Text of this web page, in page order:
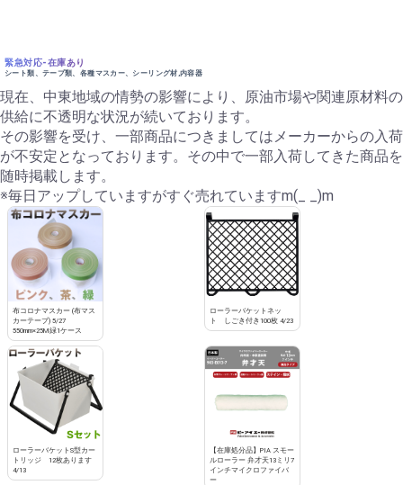
緊急対応-在庫あり
シート類、テープ類、各種マスカー、シーリング材,内容器
現在、中東地域の情勢の影響により、原油市場や関連原材料の
供給に不透明な状況が続いております。
その影響を受け、一部商品につきましてはメーカーからの入荷
が不安定となっております。その中で一部入荷してきた商品を
随時掲載します。
※毎日アップしていますがすぐ売れていますm(_ _)m
布コロナマスカー (布マス
カーテープ) 5/27
550mm×25M緑1ケース
ローラーバケットネッ
ト しごき付き100枚 4/23
ローラーバケットS型カー
トリッジ 12枚あります
4/13
【在庫処分品】PIA スモー
ルローラー 弁才天13ミリ7
インチマイクロファイバ
ー